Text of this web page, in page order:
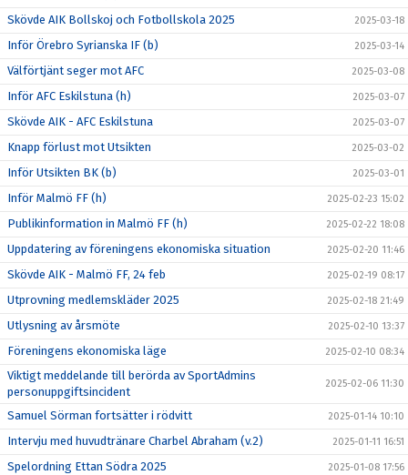
Skövde AIK Bollskoj och Fotbollskola 2025 2025-03-18
Inför Örebro Syrianska IF (b) 2025-03-14
Välförtjänt seger mot AFC 2025-03-08
Inför AFC Eskilstuna (h) 2025-03-07
Skövde AIK - AFC Eskilstuna 2025-03-07
Knapp förlust mot Utsikten 2025-03-02
Inför Utsikten BK (b) 2025-03-01
Inför Malmö FF (h) 2025-02-23 15:02
Publikinformation in Malmö FF (h) 2025-02-22 18:08
Uppdatering av föreningens ekonomiska situation 2025-02-20 11:46
Skövde AIK - Malmö FF, 24 feb 2025-02-19 08:17
Utprovning medlemskläder 2025 2025-02-18 21:49
Utlysning av årsmöte 2025-02-10 13:37
Föreningens ekonomiska läge 2025-02-10 08:34
Viktigt meddelande till berörda av SportAdmins
personuppgiftsincident
2025-02-06 11:30
Samuel Sörman fortsätter i rödvitt 2025-01-14 10:10
Intervju med huvudtränare Charbel Abraham (v.2) 2025-01-11 16:51
Spelordning Ettan Södra 2025 2025-01-08 17:56